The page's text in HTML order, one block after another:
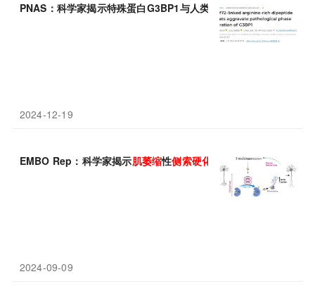
PNAS：科学家揭示特殊蛋白G3BP1与人类 肌萎缩性侧 所 硬化症
2024-12-19
EMBO Rep：科学家揭示肌萎缩性侧索硬化症 的新型发病机制
2024-09-09